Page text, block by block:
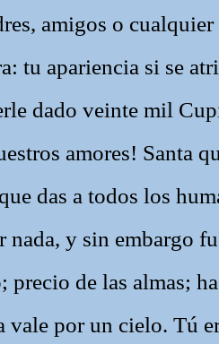
amigos o
tu apariencia si se
dado veinte mil
amores! Santa
das a todos los
nada, y sin embargo
precio de las almas;
vale por un cielo. Tú